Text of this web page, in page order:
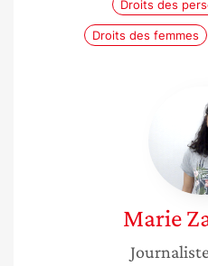
Droits des
Droits des femmes
Marie
Journaliste